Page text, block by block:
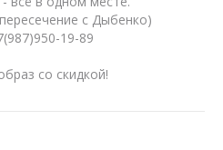
с Дыбенко)
19-89
со скидкой!